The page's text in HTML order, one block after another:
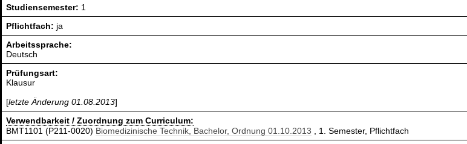
Studiensemester: 1
Pflichtfach: ja
Arbeitssprache:
Deutsch
Prüfungsart:
Klausur
[letzte Änderung 01.08.2013]
Verwendbarkeit / Zuordnung zum Curriculum:
BMT1101 (P211-0020) Biomedizinische Technik, Bachelor, Ordnung 01.10.2013 , 1. Semester, Pflichtfach